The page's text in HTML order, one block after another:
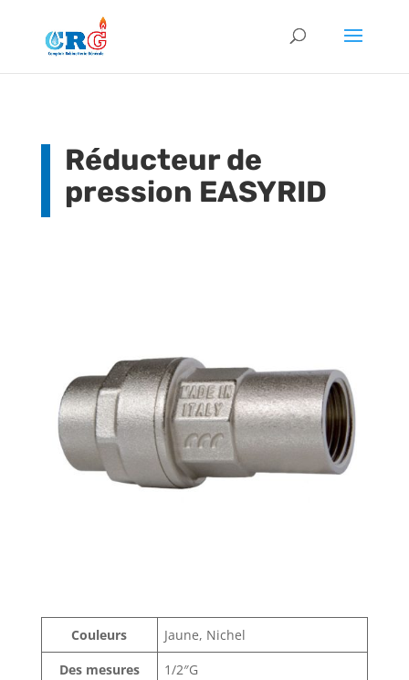
Réducteur de
pression EASYRID
Couleurs
Jaune, Nichel
Des mesures
1/2″G